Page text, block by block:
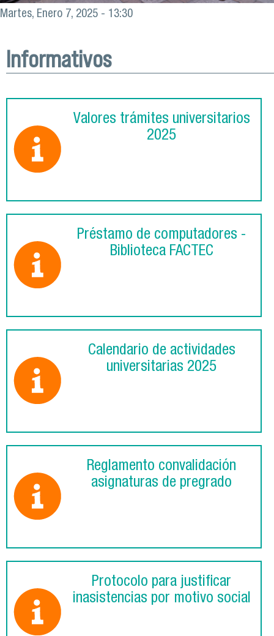
Martes, Enero 7, 2025 - 13:30
Informativos
Valores trámites universitarios
2025
Préstamo de computadores -
Biblioteca FACTEC
Calendario de actividades
universitarias 2025
Reglamento convalidación
asignaturas de pregrado
Protocolo para justificar
inasistencias por motivo social